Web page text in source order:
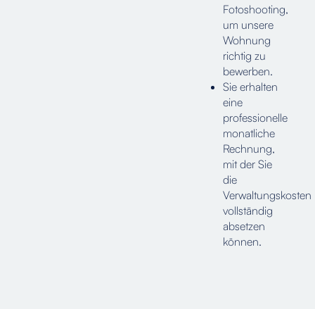
Fotoshooting,
um unsere
Wohnung
richtig zu
bewerben.
Sie erhalten
eine
professionelle
monatliche
Rechnung,
mit der Sie
die
Verwaltungskosten
vollständig
absetzen
können.